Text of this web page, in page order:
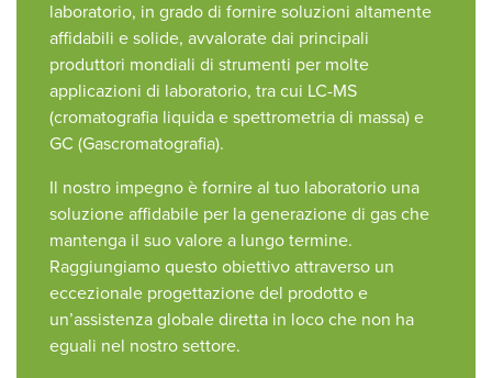
laboratorio, in grado di fornire soluzioni altamente
affidabili e solide, avvalorate dai principali
produttori mondiali di strumenti per molte
applicazioni di laboratorio, tra cui LC-MS
(cromatografia liquida e spettrometria di massa) e
GC (Gascromatografia).
Il nostro impegno è fornire al tuo laboratorio una
soluzione affidabile per la generazione di gas che
mantenga il suo valore a lungo termine.
Raggiungiamo questo obiettivo attraverso un
eccezionale progettazione del prodotto e
un’assistenza globale diretta in loco che non ha
eguali nel nostro settore.